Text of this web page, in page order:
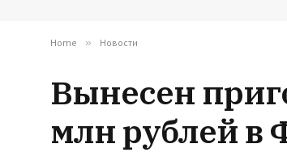
Home » Новости
Вынесен
млн рублей в